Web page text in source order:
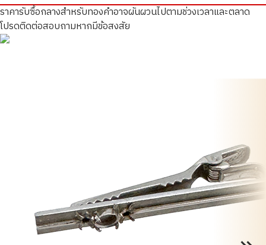
ราคารับซื้อกลางสำหรับทองคำอาจผันผวนไปตามช่วงเวลาและตลาด
โปรดติดต่อสอบถามหากมีข้อสงสัย